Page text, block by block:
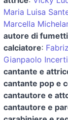
Maria Luisa
Marcella
autore di fumetti
calciatore:
Gianpaolo Incerti
cantante e
cantante pop e
cantautore e
cantautore e